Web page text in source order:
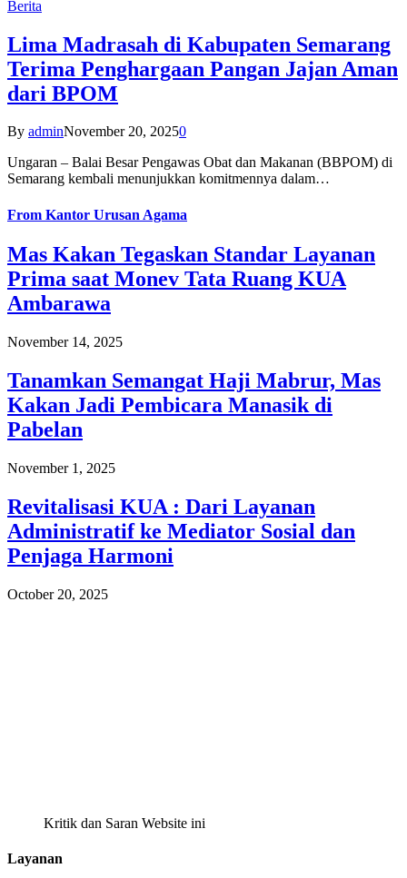
Berita
Lima Madrasah di Kabupaten Semarang
Terima Penghargaan Pangan Jajan Aman
dari BPOM
By adminNovember 20, 20250
Ungaran – Balai Besar Pengawas Obat dan Makanan (BBPOM) di
Semarang kembali menunjukkan komitmennya dalam…
From Kantor Urusan Agama
Mas Kakan Tegaskan Standar Layanan
Prima saat Monev Tata Ruang KUA
Ambarawa
November 14, 2025
Tanamkan Semangat Haji Mabrur, Mas
Kakan Jadi Pembicara Manasik di
Pabelan
November 1, 2025
Revitalisasi KUA : Dari Layanan
Administratif ke Mediator Sosial dan
Penjaga Harmoni
October 20, 2025
Kritik dan Saran Website ini
Layanan